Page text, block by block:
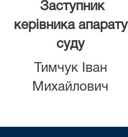
Заступник
керівника апарату
суду
Тимчук Іван
Михайлович